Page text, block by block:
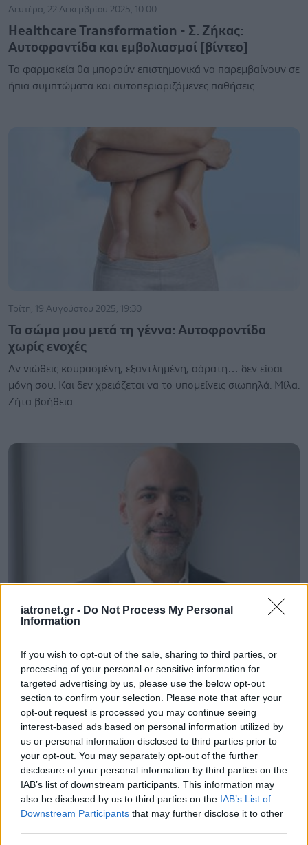
iatronet.gr - Do Not Process My Personal
Information
If you wish to opt-out of the sale, sharing to third parties, or
processing of your personal or sensitive information for
targeted advertising by us, please use the below opt-out
section to confirm your selection. Please note that after your
opt-out request is processed you may continue seeing
interest-based ads based on personal information utilized by
us or personal information disclosed to third parties prior to
your opt-out. You may separately opt-out of the further
disclosure of your personal information by third parties on the
IAB’s list of downstream participants. This information may
also be disclosed by us to third parties on the IAB’s List of
Downstream Participants that may further disclose it to other
Δευτέρα, 22 Δεκεμβρίου 2025, 10:00
Healthcare Transformation - Σ. Ζήκας:
Αυτοφροντίδα και εμβολιασμοί [βίντεο]
Τα φαρμακεία θα μπορούν επιστημονικά να παρεμβαίνουν σε
ήπια συμπτώματα και αυτοπεριοριζόμενες παθήσεις.
Τρίτη, 19 Αυγούστου 2025, 19:30
Το σώμα μου μετά τη γέννα: Αυτοφροντίδα
χωρίς ενοχές
Αν νιώθεις κουρασμένη, εξαντλημένη, αόρατη… δεν είσαι
μόνη σου. Και δεν χρειάζεται να το υπομείνεις σιωπηλά. Μίλα.
Ζήτα βοήθεια.
Τρίτη, 15 Ιουλίου 2025, 08:00
αυτοφροντίδα στην Ελλάδα
Για κάθε 1 ευρώ που δαπανάται σε μη συνταγογραφούμενα
φάρμακα (ΜΗΣΥΦΑ ή OTC), 6,70 ευρώ επιστρέφουν στην
κοινωνία. Πρόσφατη μελέτη έδειξε πως η ένταξη 55
δραστικών ουσιών σε καθεστώς ΜΗΣΥΦΑ θα αποφέρει
συνολικό όφελος 567 εκατομμυρίων ευρώ στην ελληνική
Οικονομία.